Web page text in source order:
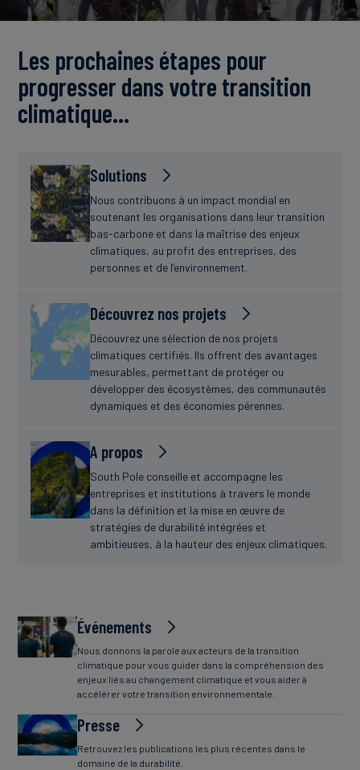
Les prochaines étapes pour
progresser dans votre transition
climatique…
Solutions
Nous contribuons à un impact mondial en
soutenant les organisations dans leur transition
bas-carbone et dans la maîtrise des enjeux
climatiques, au profit des entreprises, des
personnes et de l’environnement.
Découvrez nos projets
Découvrez une sélection de nos projets
climatiques certifiés. Ils offrent des avantages
mesurables, permettant de protéger ou
développer des écosystèmes, des communautés
dynamiques et des économies pérennes.
A propos
South Pole conseille et accompagne les
entreprises et institutions à travers le monde
dans la définition et la mise en œuvre de
stratégies de durabilité intégrées et
ambitieuses, à la hauteur des enjeux climatiques.
Événements
Nous donnons la parole aux acteurs de la transition
climatique pour vous guider dans la compréhension des
enjeux liés au changement climatique et vous aider à
accélérer votre transition environnementale.
Presse
Retrouvez les publications les plus récentes dans le
domaine de la durabilité.